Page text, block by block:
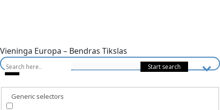
Vieninga Europa – Bendras Tikslas
Generic selectors